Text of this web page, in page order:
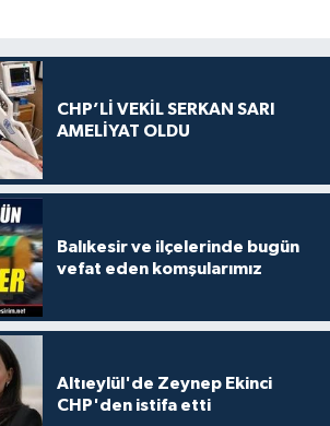
CHP’Lİ VEKİL SERKAN SARI
AMELİYAT OLDU
Balıkesir ve ilçelerinde bugün
vefat eden komşularımız
Altıeylül'de Zeynep Ekinci
CHP'den istifa etti